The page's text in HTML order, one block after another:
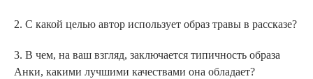
2. С какой целью автор использует образ травы в рассказе?
3. В чем, на ваш взгляд, заключается типичность образа
Анки, какими лучшими качествами она обладает?